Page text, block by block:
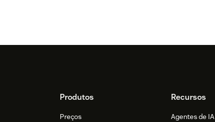
FooterProdutos
Preços
Recursos
Agentes de IA